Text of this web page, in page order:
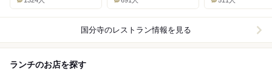
国分寺のレストラン情報を見る
ランチのお店を探す